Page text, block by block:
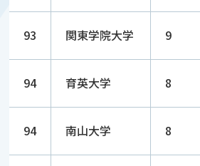
93 関東学院大学 9
94 育英大学 8
94 南山大学 8